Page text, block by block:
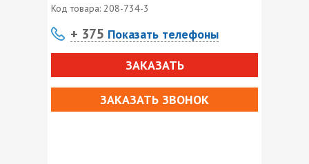
Код товара: 208-734-3
+ 375 Показать телефоны
ЗАКАЗАТЬ
ЗАКАЗАТЬ ЗВОНОК